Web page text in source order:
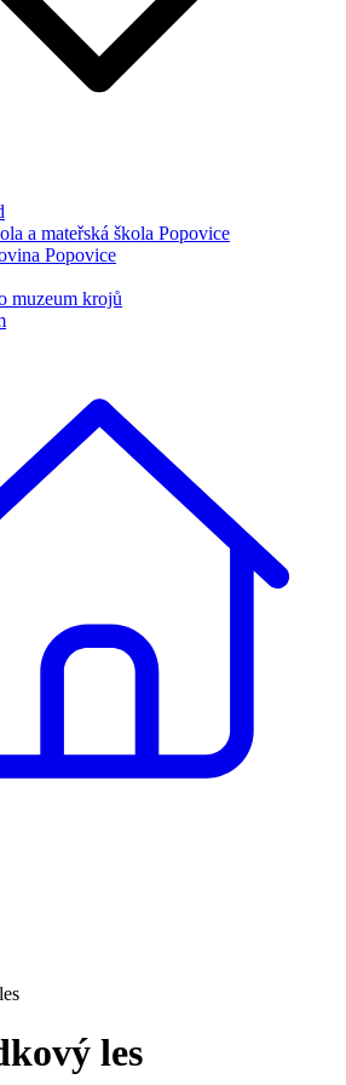
a mateřská škola Popovice
Popovice
muzeum krojů
les